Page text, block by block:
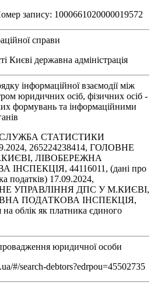
запису: 1000661020000019572
справи
Києві державна адміністрація
інформаційної взаємодії між
юридичних осіб, фізичних осіб -
формувань та інформаційними
СЛУЖБА СТАТИСТИКИ
265224238414, ГОЛОВНЕ
ЛІВОБЕРЕЖНА
44116011, (дані про
податків) 17.09.2024,
УПРАВЛІННЯ ДПС У М.КИЄВІ,
ПОДАТКОВА ІНСПЕКЦІЯ,
на облік як платника єдиного
юридичної особи
#/search-debtors?edrpou=45502735